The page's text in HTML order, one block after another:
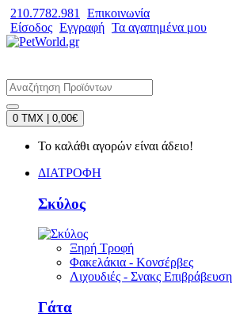
210.7782.981
Επικοινωνία
Είσοδος Εγγραφή Τα αγαπημένα μου
0 TMX | 0,00€
Το καλάθι αγορών είναι άδειο!
ΔΙΑΤΡΟΦΗ
Σκύλος
Ξηρή Τροφή
Φακελάκια - Κονσέρβες
Λιχουδιές - Σνακς
Γάτα